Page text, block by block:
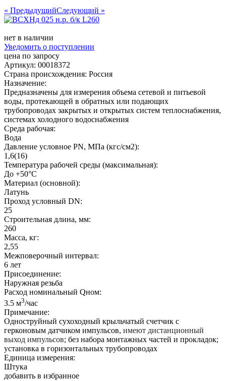
« ПредыдущийСледующий »
нет в наличии
Уведомить о поступлении
цена по запросу
Артикул: 00018372
Страна происхождения: Россия
Назначение:
Предназначены для измерения объема сетевой и питьевой
воды, протекающей в обратных или подающих
трубопроводах закрытых и открытых систем теплоснабжения,
системах холодного водоснабжения
Среда рабочая:
Вода
Давление условное PN, МПа (кгс/см2):
1,6(16)
Температура рабочей среды (максимальная):
До +50°С
Материал (основной):
Латунь
Проход условный DN:
25
Строительная длина, мм:
260
Масса, кг:
2,55
Межповерочный интервал:
6 лет
Присоединение:
Наружная резьба
Расход номинальный Qном:
3.5 м3/час
Примечание:
Одноструйный сухоходный крыльчатый счетчик с
герконовым датчиком импульсов, имеют дистанционный
выход импульсов; без набора монтажных частей и прокладок;
установка в горизонтальных трубопроводах
Единица измерения:
Штука
добавить в избранное